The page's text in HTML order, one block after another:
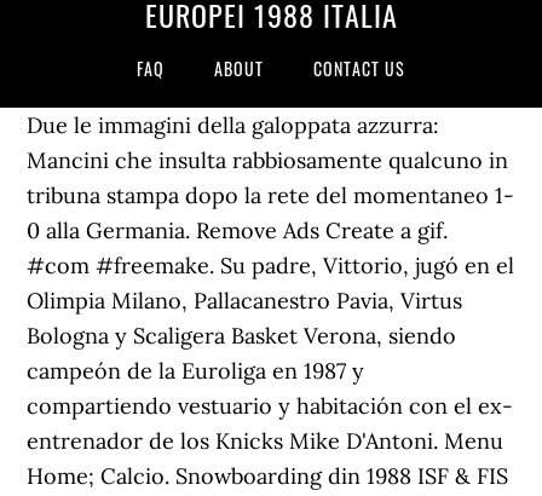
EUROPEI 1988 ITALIA
FAQ ABOUT CONTACT US
Due le immagini della galoppata azzurra:
Mancini che insulta rabbiosamente qualcuno in
tribuna stampa dopo la rete del momentaneo 1-
0 alla Germania. Remove Ads Create a gif.
#com #freemake. Su padre, Vittorio, jugó en el
Olimpia Milano, Pallacanestro Pavia, Virtus
Bologna y Scaligera Basket Verona, siendo
campeón de la Euroliga en 1987 y
compartiendo vestuario y habitación con el ex-
entrenador de los Knicks Mike D'Antoni. Menu
Home; Calcio. Snowboarding din 1988 ISF & FIS